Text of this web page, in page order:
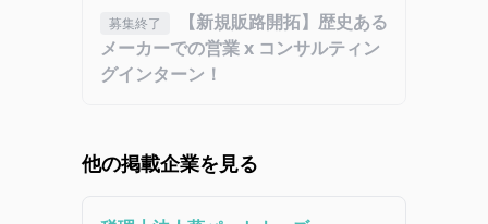
募集終了
【新規販路開拓】歴史ある
メーカーでの営業 x コンサルティン
グインターン！
他の掲載企業を見る